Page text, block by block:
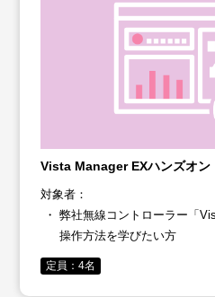
Vista Manager EXハンズオン
対象者：
弊社無線コントローラー「
操作方法を学びたい方
定員：4名